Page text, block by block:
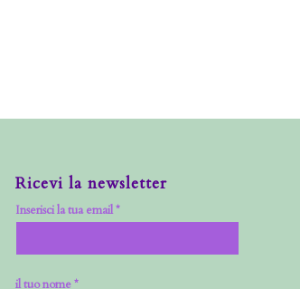
Ricevi la newsletter
Inserisci la tua email *
il tuo nome *